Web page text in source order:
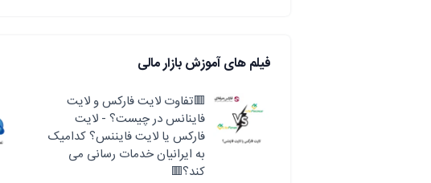
فیلم های آموزش بازار مالی
🟥تفاوت لایت فارکس و لایت
فاینانس در چیست؟ - لایت
فارکس یا لایت فایننس؟ کدامیک
به ایرانیان خدمات رسانی می
کند؟🟥